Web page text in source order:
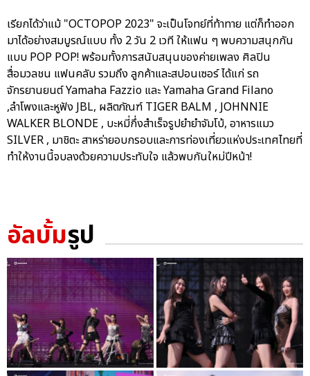
เรียกได้ว่าแม้ "OCTOPOP 2023" จะเป็นโจทย์ที่ท้าทาย แต่ก็ทำออก
มาได้อย่างสมบูรณ์แบบ ทั้ง 2 วัน 2 เวที ให้แฟน ๆ พบความสนุกกัน
แบบ POP POP! พร้อมทั้งการสนับสนุนของค่ายเพลง ศิลปิน
สื่อมวลชน แฟนคลับ รวมถึง ลูกค้าและสปอนเซอร์ ได้แก่ รถ
จักรยานยนต์ Yamaha Fazzio และ Yamaha Grand Filano
,ลำโพงและหูฟัง JBL, ผลิตภัณฑ์ TIGER BALM , JOHNNIE
WALKER BLONDE , บะหมี่กึ่งสำเร็จรูปยำยำจัมโบ้, อาหารแมว
SILVER , มาชิตะ สาหร่ายอบกรอบและการท่องเที่ยวแห่งประเทศไทยที่
ทำให้งานนี้จบลงด้วยความประทับใจ แล้วพบกันใหม่ปีหน้า!
อัลบั้มรูป